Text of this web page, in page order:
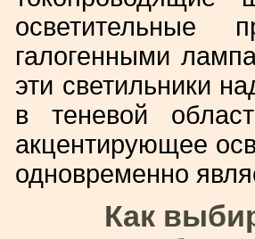
галогенными
эти светильники
в теневой
акцентирующее
одновременно
Как